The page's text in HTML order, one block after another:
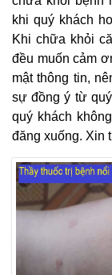
khi quý khách
Khi chữa khỏi
đều muốn cảm
mật thông tin,
sự đồng ý từ
quý khách
đăng xuống. Xin